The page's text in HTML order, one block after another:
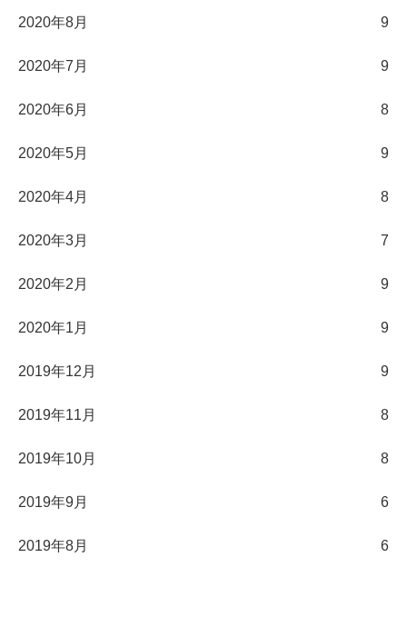
2020年8月 9
2020年7月 9
2020年6月 8
2020年5月 9
2020年4月 8
2020年3月 7
2020年2月 9
2020年1月 9
2019年12月 9
2019年11月 8
2019年10月 8
2019年9月 6
2019年8月 6